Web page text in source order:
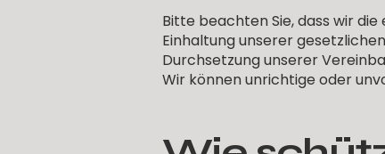
Bitte beachten Sie, dass wir
Einhaltung unserer
Durchsetzung unserer
Wir können unrichtige oder